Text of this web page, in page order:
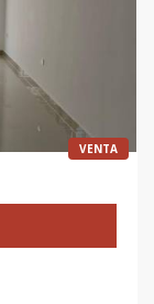
VENTA